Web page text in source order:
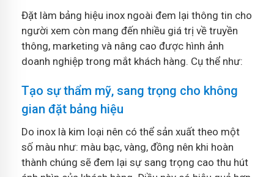
Đặt làm bảng hiệu inox ngoài đem lại thông tin cho
người xem còn mang đến nhiều giá trị về truyền
thông, marketing và nâng cao được hình ảnh
doanh nghiệp trong mắt khách hàng. Cụ thể như:
Tạo sự thẩm mỹ, sang trọng cho không
gian đặt bảng hiệu
Do inox là kim loại nên có thể sản xuất theo một
số màu như: màu bạc, vàng, đồng nên khi hoàn
thành chúng sẽ đem lại sự sang trọng cao thu hút